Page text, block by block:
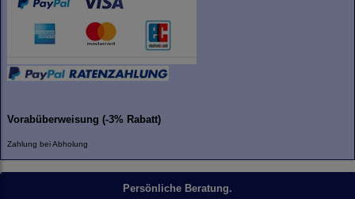
Vorabüberweisung (-3% Rabatt)
Zahlung bei Abholung
Persönliche Beratung.